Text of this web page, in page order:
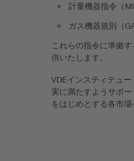
計量機器指令（
ガス機器規則（
これらの指令に準拠
供いたします。
VDEインスティテュ
実に満たすようサポ
をはじめとする各市